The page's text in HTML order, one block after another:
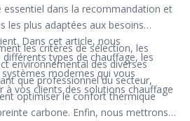
dans la recommandation et
les plus adaptées aux besoins
Dans cet article, nous
types de chauffage, les
systèmes modernes qui vous
vos clients des solutions chauffage
les critères de sélection, les
environnemental des diverses
que professionnel du secteur,
optimiser le confort thermique
carbone. Enfin, nous mettrons